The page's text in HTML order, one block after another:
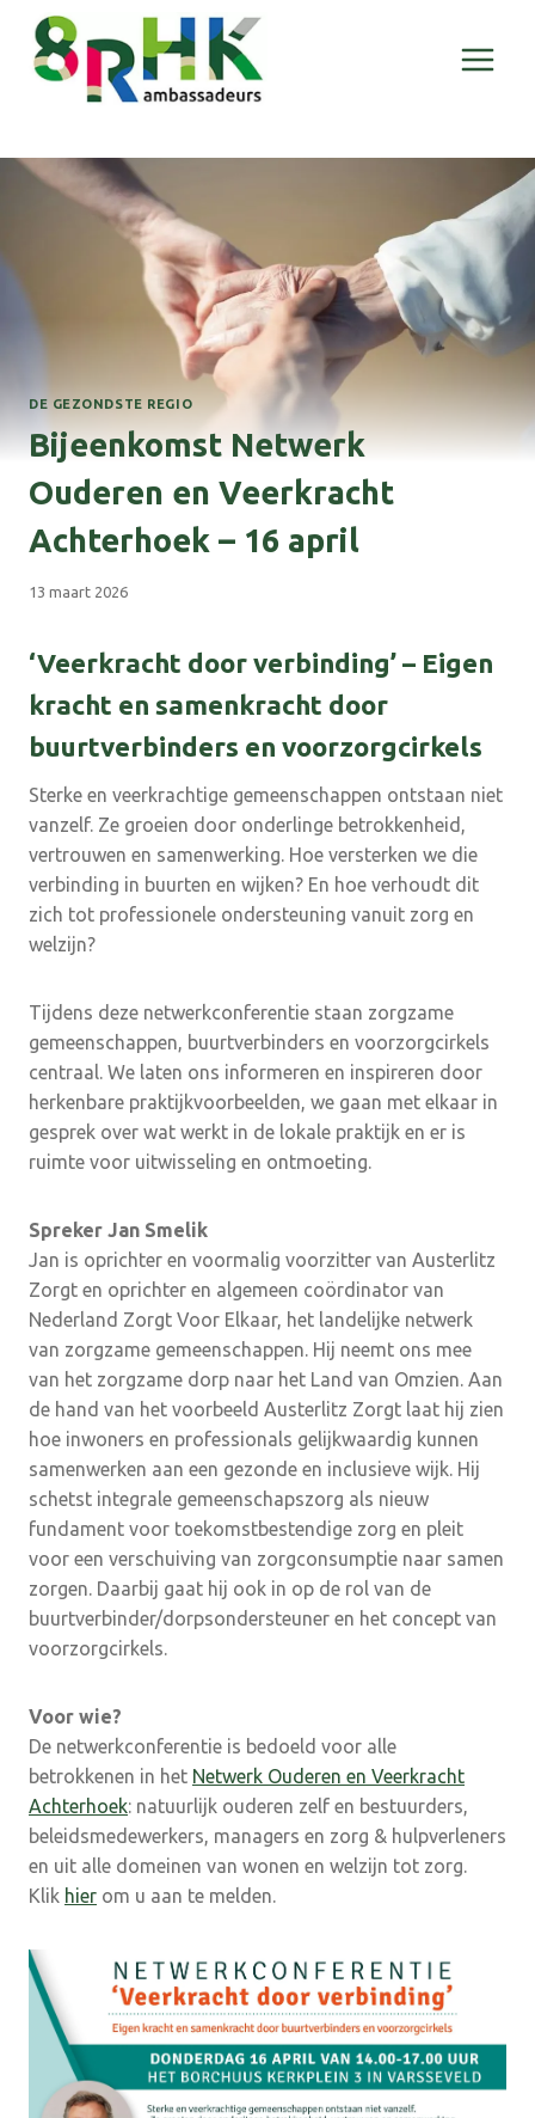
Doorgaan
naar
inhoud
DE GEZONDSTE REGIO
Bijeenkomst Netwerk
Ouderen en Veerkracht
Achterhoek – 16 april
13 maart 2026
‘Veerkracht door verbinding’ – Eigen
kracht en samenkracht door
buurtverbinders en voorzorgcirkels
Sterke en veerkrachtige gemeenschappen ontstaan niet
vanzelf. Ze groeien door onderlinge betrokkenheid,
vertrouwen en samenwerking. Hoe versterken we die
verbinding in buurten en wijken? En hoe verhoudt dit
zich tot professionele ondersteuning vanuit zorg en
welzijn?
Tijdens deze netwerkconferentie staan zorgzame
gemeenschappen, buurtverbinders en voorzorgcirkels
centraal. We laten ons informeren en inspireren door
herkenbare praktijkvoorbeelden, we gaan met elkaar in
gesprek over wat werkt in de lokale praktijk en er is
ruimte voor uitwisseling en ontmoeting.
Spreker Jan Smelik
Jan is oprichter en voormalig voorzitter van Austerlitz
Zorgt en oprichter en algemeen coördinator van
Nederland Zorgt Voor Elkaar, het landelijke netwerk
van zorgzame gemeenschappen. Hij neemt ons mee
van het zorgzame dorp naar het Land van Omzien. Aan
de hand van het voorbeeld Austerlitz Zorgt laat hij zien
hoe inwoners en professionals gelijkwaardig kunnen
samenwerken aan een gezonde en inclusieve wijk. Hij
schetst integrale gemeenschapszorg als nieuw
fundament voor toekomstbestendige zorg en pleit
voor een verschuiving van zorgconsumptie naar samen
zorgen. Daarbij gaat hij ook in op de rol van de
buurtverbinder/dorpsondersteuner en het concept van
voorzorgcirkels.
Voor wie?
De netwerkconferentie is bedoeld voor alle
betrokkenen in het Netwerk Ouderen en Veerkracht
Achterhoek: natuurlijk ouderen zelf en bestuurders,
beleidsmedewerkers, managers en zorg & hulpverleners
en uit alle domeinen van wonen en welzijn tot zorg.
Klik hier om u aan te melden.